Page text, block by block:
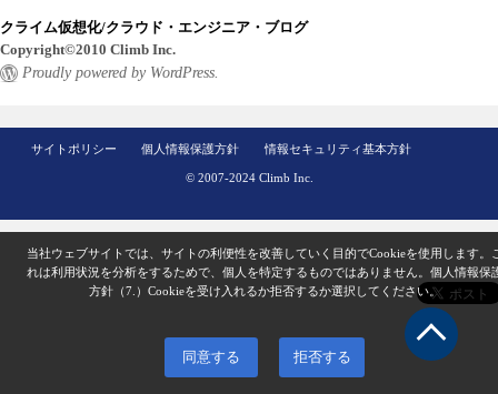
クライム仮想化/クラウド・エンジニア・ブログ
Copyright©2010 Climb Inc.
Proudly powered by WordPress.
サイトポリシー 個人情報保護方針 情報セキュリティ基本方針
© 2007-2024 Climb Inc.
当社ウェブサイトでは、サイトの利便性を改善していく目的でCookieを使用します。
れは利用状況を分析をするためで、個人を特定するものではありません。 個人情報保
方針（7.） Cookieを受け入れるか拒否するか選択してください。
同意する 拒否する